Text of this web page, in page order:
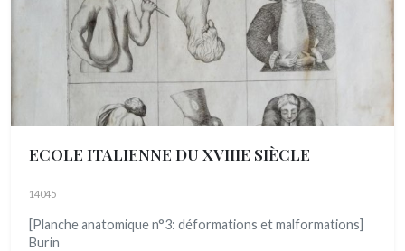
ECOLE ITALIENNE DU XVIIIE SIÈCLE
14045
[Planche anatomique n°3: déformations et malformations]
Burin